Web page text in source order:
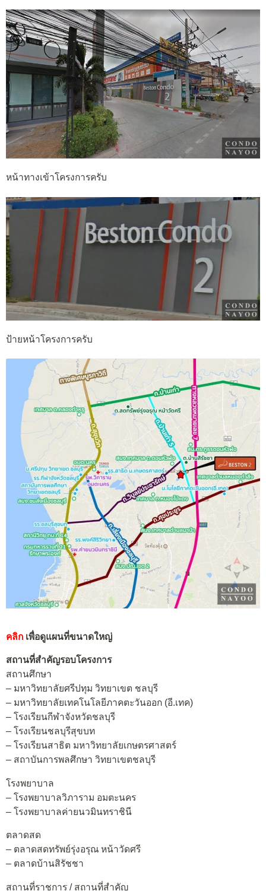
หน้าทางเข้าโครงการครับ
ป้ายหน้าโครงการครับ
คลิก เพื่อดูแผนที่ขนาดใหญ่
สถานที่สำคัญรอบโครงการ
สถานศึกษา
– มหาวิทยาลัยศรีปทุม วิทยาเขต ชลบุรี
– มหาวิทยาลัยเทคโนโลยีภาคตะวันออก (อี.เทค)
– โรงเรียนกีฬาจังหวัดชลบุรี
– โรงเรียนชลบุรีสุขบท
– โรงเรียนสาธิต มหาวิทยาลัยเกษตรศาสตร์
– สถาบันการพลศึกษา วิทยาเขตชลบุรี
โรงพยาบาล
– โรงพยาบาลวิภาราม อมตะนคร
– โรงพยาบาลค่ายนวมินทราชินี
ตลาดสด
– ตลาดสดทรัพย์รุ่งอรุณ หน้าวัดศรี
– ตลาดบ้านสิรัชชา
สถานที่ราชการ / สถานที่สำคัญ